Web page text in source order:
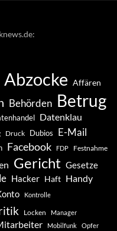
Abzocke Affären
Behörden Betrug
Datenklau
Druck Dubios E-Mail
Facebook FDP Festnahme
Gericht Gesetze
Hacker Haft Handy
Kontrolle
Locken Manager
Mobilfunk Opfer